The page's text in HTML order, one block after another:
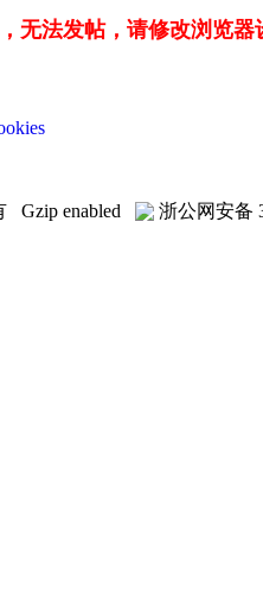
无法发帖，请修改浏览器
Gzip enabled 浙公网安备